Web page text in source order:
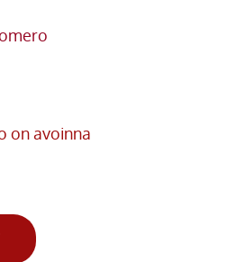
on avoinna